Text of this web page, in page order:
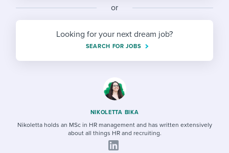
Finding and attracting people
Establishing an employer brand
Free ebooks & reports
HR terms
Modern working life
or
Looking for your next dream job?
SEARCH FOR JOBS
NIKOLETTA BIKA
Nikoletta holds an MSc in HR management and has written extensively
about all things HR and recruiting.